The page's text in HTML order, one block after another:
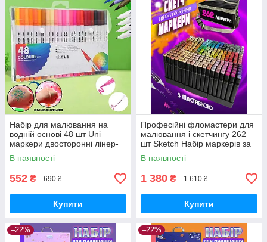
Набір для малювання на
водній основі 48 шт Uni
маркери двосторонні лінер-
пензель, у кейсі
В наявності
552 ₴ 690 ₴
Купити
Професійні фломастери для
малювання і скетчингу 262
шт Sketch Набір маркерів за
номерами в сумці Чорний
В наявності
1 380 ₴ 1 610 ₴
Купити
–22% –22%